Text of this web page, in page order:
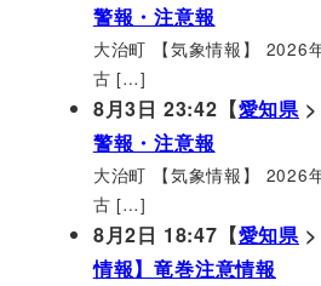
警報・注意報
大治町 【気象情報】 2026
古 […]
8月3日 23:42【愛知県 >
警報・注意報
大治町 【気象情報】 2026
古 […]
8月2日 18:47【愛知県 >
情報】竜巻注意情報